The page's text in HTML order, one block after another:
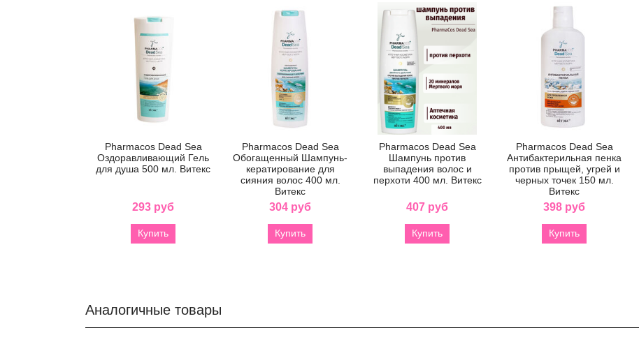
Pharmacos Dead Sea
Оздоравливающий Гель
для душа 500 мл. Витекс
293 руб
Купить
Pharmacos Dead Sea
Обогащенный Шампунь-
кератирование для
сияния волос 400 мл.
Витекс
304 руб
Купить
Pharmacos Dead Sea
Шампунь против
выпадения волос и
перхоти 400 мл. Витекс
407 руб
Купить
Pharmacos Dead Sea
Антибактерильная пенка
против прыщей, угрей и
черных точек 150 мл.
Витекс
398 руб
Купить
Аналогичные товары